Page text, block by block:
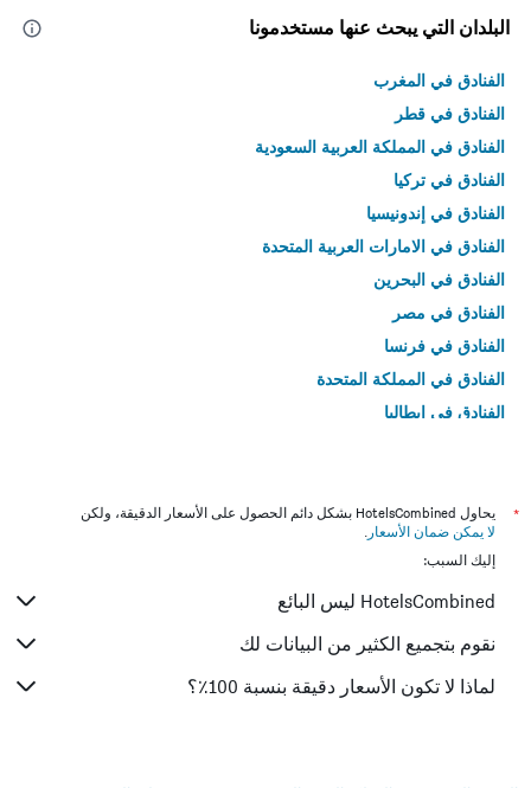
البلدان التي يبحث عنها مستخدمونا
الفنادق في المغرب
الفنادق في قطر
الفنادق في المملكة العربية السعودية
الفنادق في تركيا
الفنادق في إندونيسيا
الفنادق في الامارات العربية المتحدة
الفنادق في البحرين
الفنادق في مصر
الفنادق في فرنسا
الفنادق في المملكة المتحدة
الفنادق في إيطاليا
*
يحاول HotelsCombined بشكل دائم الحصول على الأسعار الدقيقة، ولكن
لا يمكن ضمان الأسعار .
إليك السبب:
HotelsCombined ليس البائع
نقوم بتجميع الكثير من البيانات لك
لماذا لا تكون الأسعار دقيقة بنسبة 100٪؟